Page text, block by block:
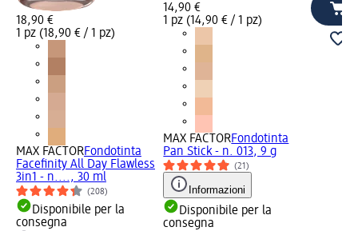
18,90 €
1 pz (18,90 € / 1 pz)
MAX FACTORFondotinta
Facefinity All Day Flawless
3in1 - n...., 30 ml
(208)
Disponibile per la
consegna
14,90 €
1 pz (14,90 € / 1 pz)
MAX FACTORFondotinta
Pan Stick - n. 013, 9 g
(21)
Informazioni
Disponibile per la
consegna